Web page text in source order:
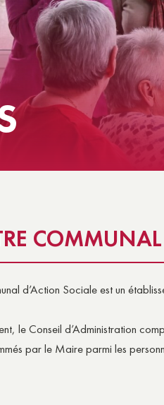
COMMERCES ET HÉBERGEMENTS
BASE DE LOISIRS DES WOODIES
LA MAISON DES ASSOCIATIONS
VIE
VIE
d’Action Sociale est un
le Conseil d’Administration
par le Maire parmi les